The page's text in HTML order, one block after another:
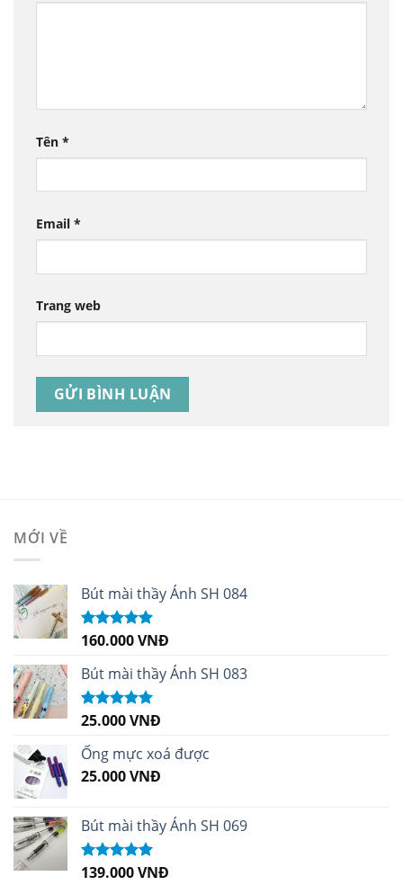
Tên *
Email *
Trang web
MỚI VỀ
Bút mài thầy Ánh SH 084
Được xếp
sao
160.000VNĐ
Bút mài thầy Ánh SH 083
Được xếp
sao
25.000VNĐ
Ống mực xoá được
25.000VNĐ
Bút mài thầy Ánh SH 069
Được xếp
139.000VNĐ